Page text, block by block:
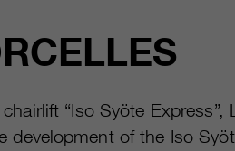
“Iso Syöte
development of the Iso